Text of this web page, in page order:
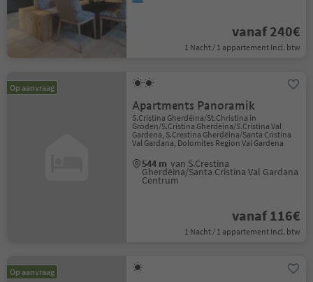
vanaf 240€
1 Nacht / 1 appartement Incl. btw
Op aanvraag
Apartments Panoramik
S.Cristina Gherdëina/St.Christina in
Gröden/S.Cristina Gherdëina/S.Cristina Val
Gardena, S.Crestina Gherdëina/Santa Cristina
Val Gardana, Dolomites Region Val Gardena
544 m van S.Crestina
Gherdëina/Santa Cristina Val Gardana
Centrum
vanaf 116€
1 Nacht / 1 appartement Incl. btw
Op aanvraag